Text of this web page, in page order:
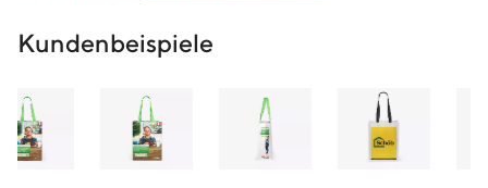
Kundenbeispiele